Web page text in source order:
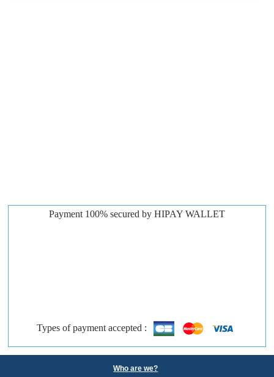
Payment 100% secured by HIPAY WALLET
Types of payment accepted :
Who are we?